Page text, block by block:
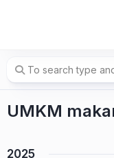
UMKM
2025